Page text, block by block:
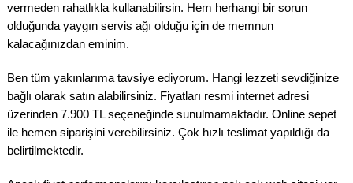
vermeden rahatlıkla kullanabilirsin. Hem herhangi bir sorun
olduğunda yaygın servis ağı olduğu için de memnun
kalacağınızdan eminim.
Ben tüm yakınlarıma tavsiye ediyorum. Hangi lezzeti sevdiğinize
bağlı olarak satın alabilirsiniz. Fiyatları resmi internet adresi
üzerinden 7.900 TL seçeneğinde sunulmamaktadır. Online sepet
ile hemen siparişini verebilirsiniz. Çok hızlı teslimat yapıldığı da
belirtilmektedir.